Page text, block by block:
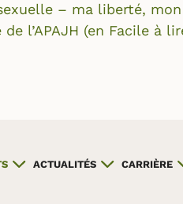
– ma liberté,
l’APAJH (en Facile à
ACTUALITÉS CARRIÈRE